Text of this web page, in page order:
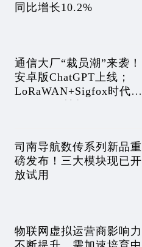
同比增长10.2%
通信大厂“裁员潮”来袭！
安卓版ChatGPT上线；
LoRaWAN+Sigfox时代来
司南导航数传系列新品重
磅发布！三大模块现已开
放试用
物联网虚拟运营商影响力